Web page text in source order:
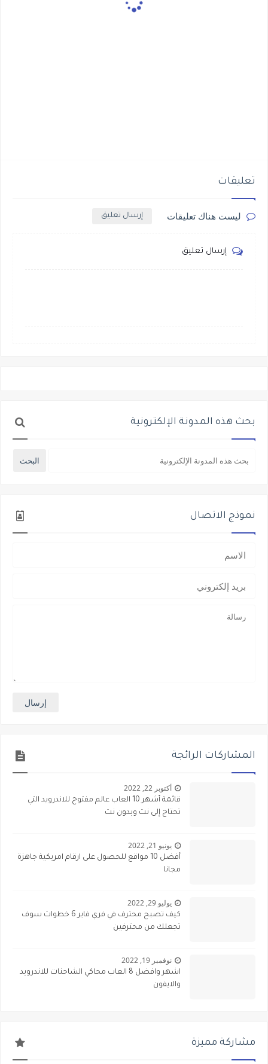
تعليقات
ليست هناك تعليقات إرسال تعليق
إرسال تعليق
بحث هذه المدونة الإلكترونية
نموذج الاتصال
المشاركات الرائجة
أكتوبر 22, 2022
قائمة أشهر 10 العاب عالم مفتوح للاندرويد التي
تحتاج إلى نت وبدون نت
يونيو 21, 2022
أفضل 10 مواقع للحصول على ارقام امريكية جاهزة
مجانا
يوليو 29, 2022
كيف تصبح محترف في فري فاير 6 خطوات سوف
تجعلك من محترفين
نوفمبر 19, 2022
اشهر وافضل 8 العاب محاكي الشاحنات للاندرويد
والايفون
مشاركة مميزة